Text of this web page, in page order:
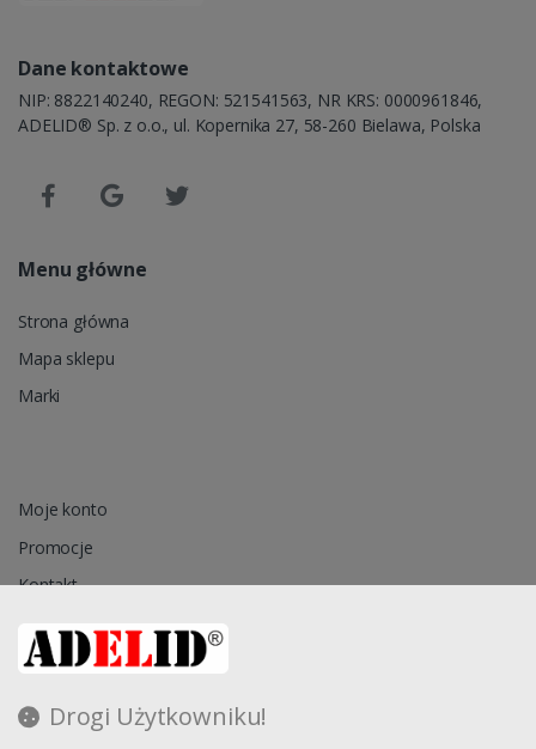
Drogi Użytkowniku!
Dane kontaktowe
NIP: 8822140240, REGON: 521541563, NR KRS: 0000961846,
ADELID® Sp. z o.o., ul. Kopernika 27, 58-260 Bielawa, Polska
Menu główne
Strona główna
Mapa sklepu
Marki
Moje konto
Promocje
Kontakt
Regulamin